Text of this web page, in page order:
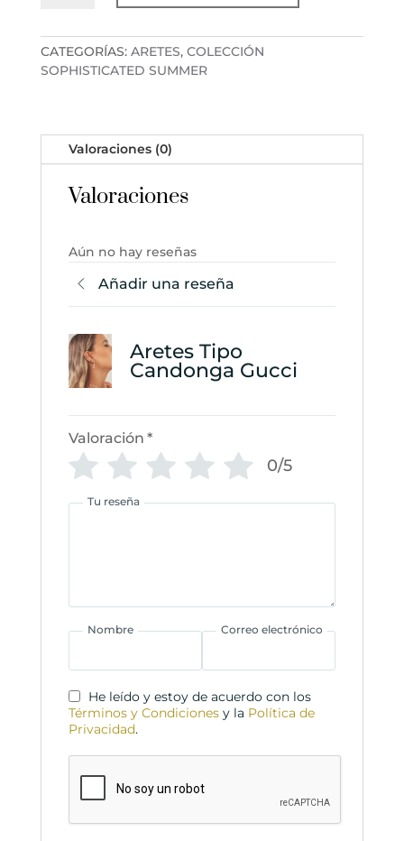
cantidad
CATEGORÍAS: ARETES, COLECCIÓN
SOPHISTICATED SUMMER
Valoraciones (0)
Valoraciones
Aún no hay reseñas
Añadir una reseña
Aretes Tipo
Candonga Gucci
Valoración *
0/5
Tu reseña
Nombre Correo electrónico
He leído y estoy de acuerdo con los
Términos y Condicionesy la Política de
Privacidad.